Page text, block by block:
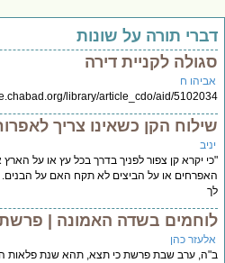
תורה על שונות
לקניית דירה
ח
he.chabad.org/library/article_cdo/aid/
הקן כשאינו צריך
יקרא קן צפור לפניך בדרך בכל עץ או על הארץ
או על הביצים לא תקח האם על הבנים.
בשדה האמונה | פרשת
כהן
ערב שבת פרשת כי תצא, תהא שנת פלאות